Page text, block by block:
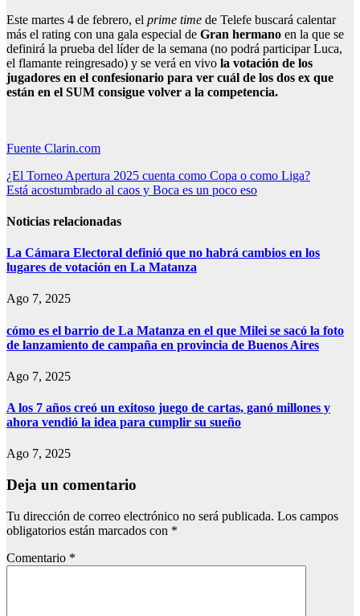
Este martes 4 de febrero, el prime time de Telefe buscará calentar
más el rating con una gala especial de Gran hermano en la que se
definirá la prueba del líder de la semana (no podrá participar Luca,
el flamante reingresado) y se verá en vivo la votación de los
jugadores en el confesionario para ver cuál de los dos ex que
están en el SUM consigue volver a la competencia.
Fuente Clarin.com
Navegación
de
entradas
¿El Torneo Apertura 2025 cuenta como Copa o como Liga?
Está acostumbrado al caos y Boca es un poco eso
Noticias relacionadas
La Cámara Electoral definió que no habrá cambios en los
lugares de votación en La Matanza
Ago 7, 2025
cómo es el barrio de La Matanza en el que Milei se sacó la foto
de lanzamiento de campaña en provincia de Buenos Aires
Ago 7, 2025
A los 7 años creó un exitoso juego de cartas, ganó millones y
ahora vendió la idea para cumplir su sueño
Ago 7, 2025
Deja un comentario
Tu dirección de correo electrónico no será publicada. Los campos
obligatorios están marcados con *
Comentario *